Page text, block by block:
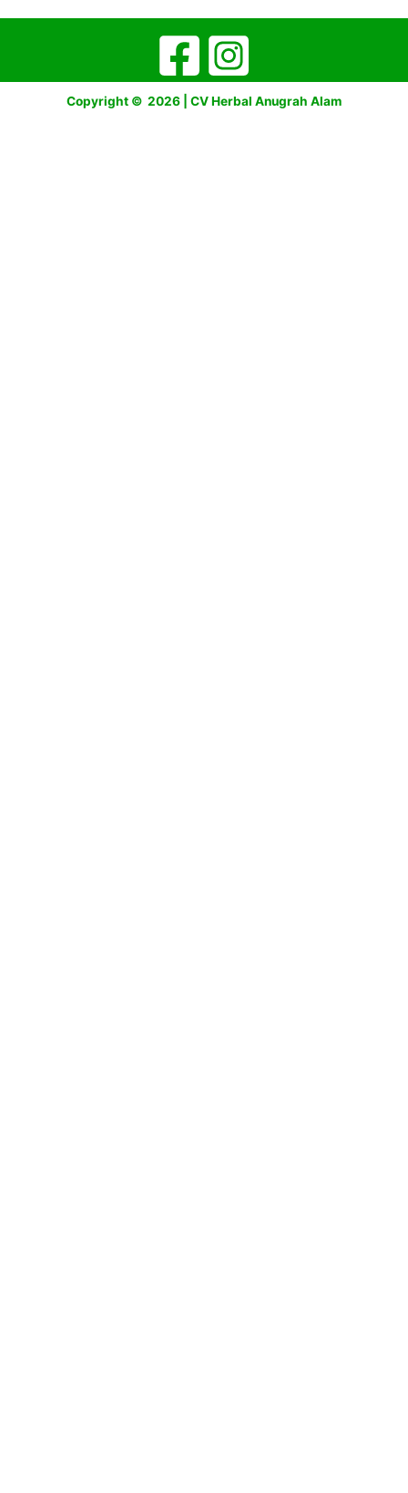
Copyright © 2026 | CV Herbal Anugrah Alam